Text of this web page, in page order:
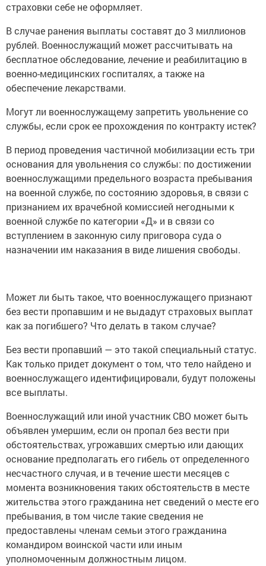
страховки себе не оформляет.
В случае ранения выплаты составят до 3 миллионов
рублей. Военнослужащий может рассчитывать на
бесплатное обследование, лечение и реабилитацию в
военно-медицинских госпиталях, а также на
обеспечение лекарствами.
Могут ли военнослужащему запретить увольнение со
службы, если срок ее прохождения по контракту истек?
В период проведения частичной мобилизации есть три
основания для увольнения со службы: по достижении
военнослужащими предельного возраста пребывания
на военной службе, по состоянию здоровья, в связи с
признанием их врачебной комиссией негодными к
военной службе по категории «Д» и в связи со
вступлением в законную силу приговора суда о
назначении им наказания в виде лишения свободы.
Может ли быть такое, что военнослужащего признают
без вести пропавшим и не выдадут страховых выплат
как за погибшего? Что делать в таком случае?
Без вести пропавший — это такой специальный статус.
Как только придет документ о том, что тело найдено и
военнослужащего идентифицировали, будут положены
все выплаты.
Военнослужащий или иной участник СВО может быть
объявлен умершим, если он пропал без вести при
обстоятельствах, угрожавших смертью или дающих
основание предполагать его гибель от определенного
несчастного случая, и в течение шести месяцев с
момента возникновения таких обстоятельств в месте
жительства этого гражданина нет сведений о месте его
пребывания, в том числе такие сведения не
предоставлены членам семьи этого гражданина
командиром воинской части или иным
уполномоченным должностным лицом.